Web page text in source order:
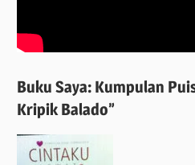
Buku Saya: Kumpulan
Kripik Balado”